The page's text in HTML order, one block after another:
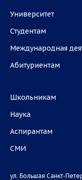
Университет
Студентам
Международная
Абитуриентам
Школьникам
Наука
Аспирантам
СМИ
ул. Большая Санкт-